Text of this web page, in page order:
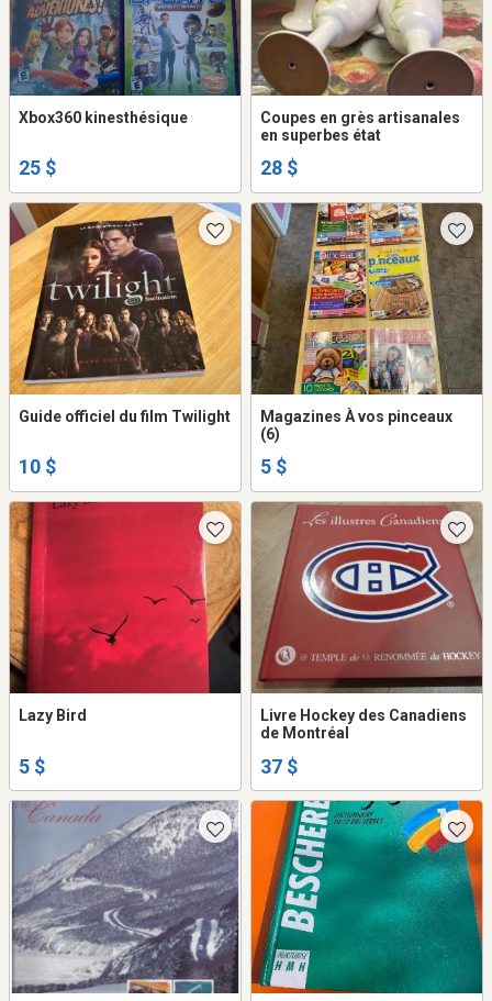
Xbox360 kinesthésique
25 $
Coupes en grès artisanales
en superbes état
28 $
Guide officiel du film Twilight
10 $
Magazines À vos pinceaux
(6)
5 $
Lazy Bird
5 $
Livre Hockey des Canadiens
de Montréal
37 $